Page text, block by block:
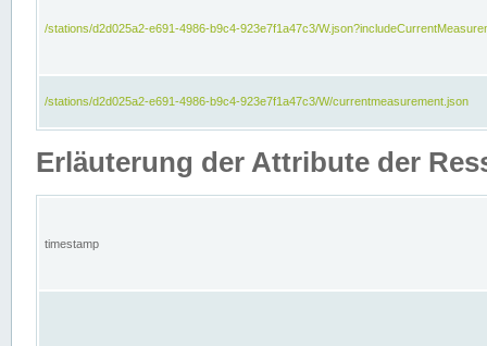
/stations/d2d025a2-e691-4986-b9c4-923e7f1a47c3/
/stations/d2d025a2-e691-4986-b9c4-923e7f1a47c3/W/currentmeasurement.json
Erläuterung der Attribute der
timestamp